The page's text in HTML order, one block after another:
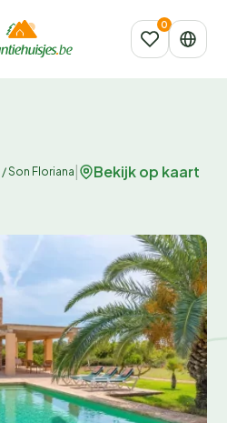
/Son Floriana Bekijk op kaart